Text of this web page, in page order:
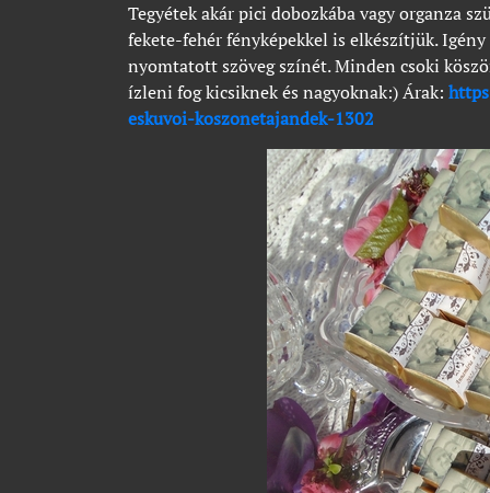
Tegyétek akár pici dobozkába vagy organza
fekete-fehér fényképekkel is elkészítjük.
nyomtatott szöveg színét. Minden csoki
ízleni fog kicsiknek és nagyoknak:) Árak:
eskuvoi-koszonetajandek-1302